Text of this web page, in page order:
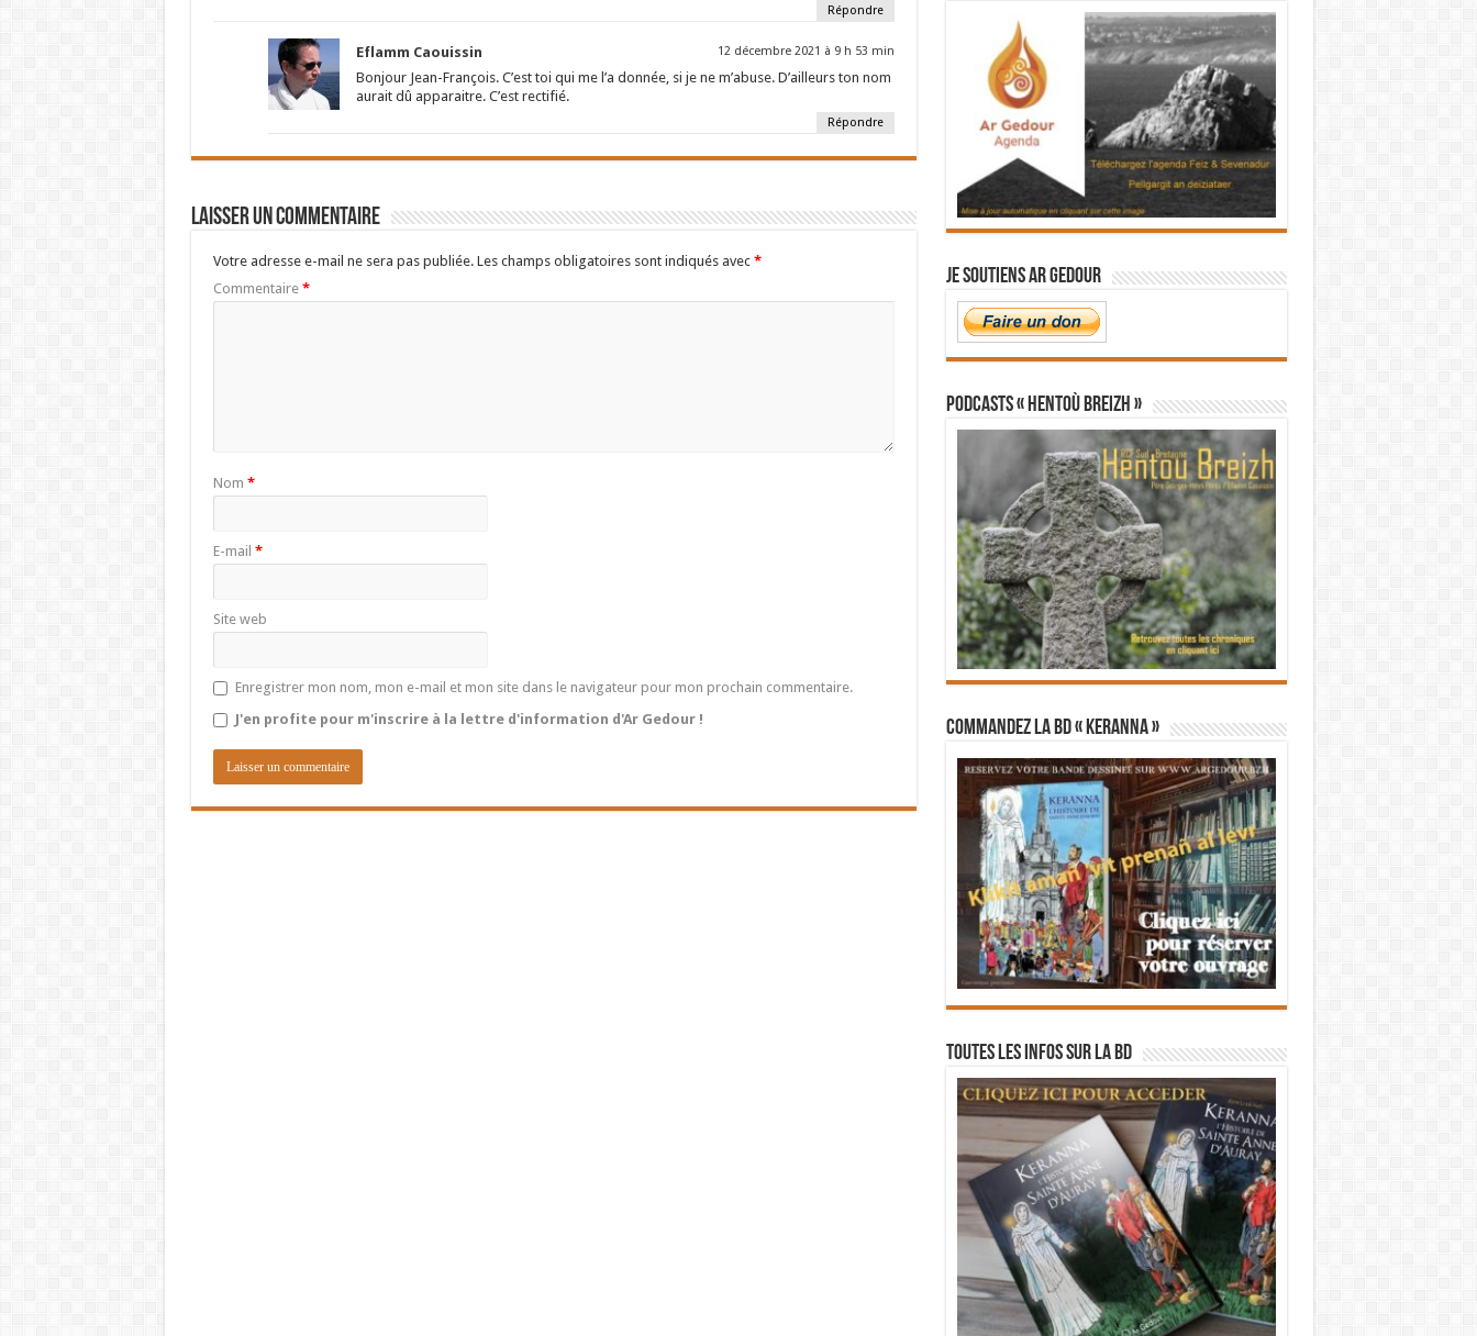
Répondre
Eflamm Caouissin 12 décembre 2021 à 9 h 53 min
Bonjour Jean-François. C’est toi qui me l’a donnée, si je ne m’abuse. D’ailleurs ton nom
aurait dû apparaitre. C’est rectifié.
Répondre
Laisser un commentaire
Votre adresse e-mail ne sera pas publiée. Les champs obligatoires sont indiqués avec *
Commentaire *
Nom *
E-mail *
Site web
Enregistrer mon nom, mon e-mail et mon site dans le navigateur pour mon prochain commentaire.
J'en profite pour m'inscrire à la lettre d'information d'Ar Gedour !
Je soutiens Ar Gedour
PODCASTS « Hentoù Breizh »
Commandez la BD « Keranna »
Toutes les infos sur la BD